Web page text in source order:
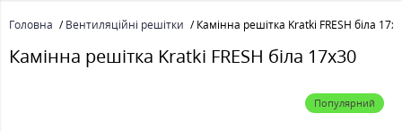
Головна Вентиляційні решітки Камінна решітка Kratki FRESH біла
Камінна решітка Kratki FRESH біла 17x30
Популярний